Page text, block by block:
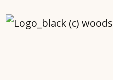
woodsofvoices.de